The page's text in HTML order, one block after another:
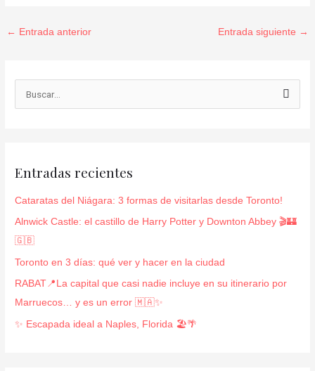
a
:
Entradas recientes
Cataratas del Niágara: 3 formas de visitarlas desde Toronto!
Alnwick Castle: el castillo de Harry Potter y Downton Abbey 🎬🏰
🇬🇧
Toronto en 3 días: qué ver y hacer en la ciudad
RABAT📍La capital que casi nadie incluye en su itinerario por
Marruecos… y es un error 🇲🇦✨
✨ Escapada ideal a Naples, Florida 🏖️🌴
← Entrada anterior Entrada siguiente →